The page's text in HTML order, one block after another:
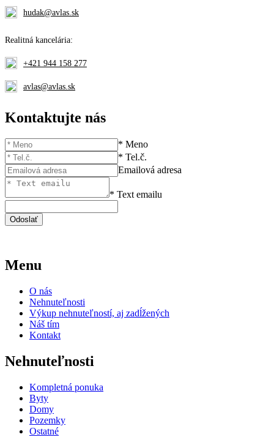
hudak@avlas.sk
Realitná kancelária:
+421 944 158 277
avlas@avlas.sk
Kontaktujte nás
* Meno
* Tel.č.
Emailová adresa
* Text emailu
Menu
O nás
Nehnuteľnosti
Výkup nehnuteľností, aj zadĺžených
Náš tím
Kontakt
Nehnuteľnosti
Kompletná ponuka
Byty
Domy
Pozemky
Ostatné